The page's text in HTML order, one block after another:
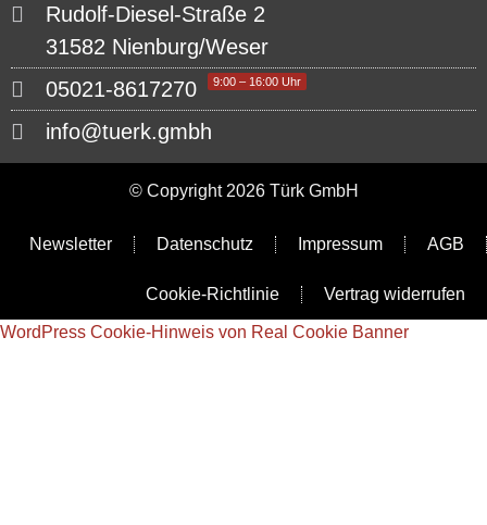
Rudolf-Diesel-Straße 2
31582 Nienburg/Weser
05021-8617270
9:00 – 16:00 Uhr
info@tuerk.gmbh
© Copyright 2026 Türk GmbH
Newsletter Datenschutz Impressum AGB
Cookie-Richtlinie Vertrag widerrufen
WordPress Cookie-Hinweis von Real Cookie Banner